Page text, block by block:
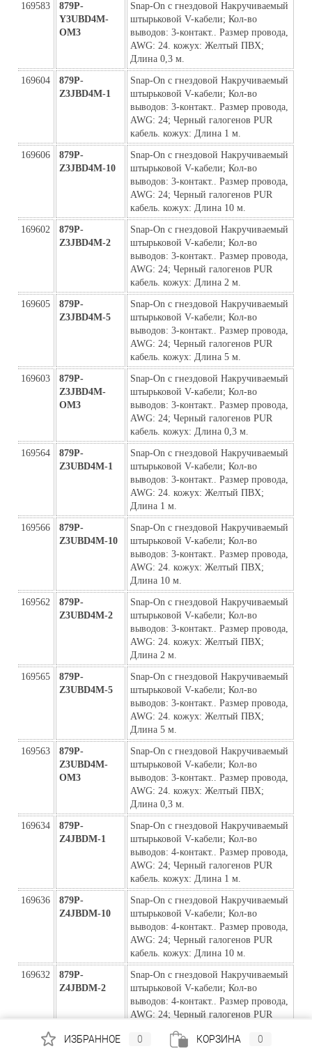
169583
879P-
Y3UBD4M-
ОМ3
Snap-On с гнездовой Накручиваемый
штырьковой V-кабели; Кол-во
выводов: 3-контакт.. Размер провода,
AWG: 24. кожух: Желтый ПВХ;
Длина 0,3 м.
169604
879P-
Z3JBD4M-1
Snap-On с гнездовой Накручиваемый
штырьковой V-кабели; Кол-во
выводов: 3-контакт.. Размер провода,
AWG: 24; Черный галогенов PUR
кабель. кожух: Длина 1 м.
169606
879P-
Z3JBD4M-10
Snap-On с гнездовой Накручиваемый
штырьковой V-кабели; Кол-во
выводов: 3-контакт.. Размер провода,
AWG: 24; Черный галогенов PUR
кабель. кожух: Длина 10 м.
169602
879P-
Z3JBD4M-2
Snap-On с гнездовой Накручиваемый
штырьковой V-кабели; Кол-во
выводов: 3-контакт.. Размер провода,
AWG: 24; Черный галогенов PUR
кабель. кожух: Длина 2 м.
169605
879P-
Z3JBD4M-5
Snap-On с гнездовой Накручиваемый
штырьковой V-кабели; Кол-во
выводов: 3-контакт.. Размер провода,
AWG: 24; Черный галогенов PUR
кабель. кожух: Длина 5 м.
169603
879P-
Z3JBD4M-
ОМ3
Snap-On с гнездовой Накручиваемый
штырьковой V-кабели; Кол-во
выводов: 3-контакт.. Размер провода,
AWG: 24; Черный галогенов PUR
кабель. кожух: Длина 0,3 м.
169564
879P-
Z3UBD4M-1
Snap-On с гнездовой Накручиваемый
штырьковой V-кабели; Кол-во
выводов: 3-контакт.. Размер провода,
AWG: 24. кожух: Желтый ПВХ;
Длина 1 м.
169566
879P-
Z3UBD4M-10
Snap-On с гнездовой Накручиваемый
штырьковой V-кабели; Кол-во
выводов: 3-контакт.. Размер провода,
AWG: 24. кожух: Желтый ПВХ;
Длина 10 м.
169562
879P-
Z3UBD4M-2
Snap-On с гнездовой Накручиваемый
штырьковой V-кабели; Кол-во
выводов: 3-контакт.. Размер провода,
AWG: 24. кожух: Желтый ПВХ;
Длина 2 м.
169565
879P-
Z3UBD4M-5
Snap-On с гнездовой Накручиваемый
штырьковой V-кабели; Кол-во
выводов: 3-контакт.. Размер провода,
AWG: 24. кожух: Желтый ПВХ;
Длина 5 м.
169563
879P-
Z3UBD4M-
ОМ3
Snap-On с гнездовой Накручиваемый
штырьковой V-кабели; Кол-во
выводов: 3-контакт.. Размер провода,
AWG: 24. кожух: Желтый ПВХ;
Длина 0,3 м.
169634
879P-
Z4JBDM-1
Snap-On с гнездовой Накручиваемый
штырьковой V-кабели; Кол-во
выводов: 4-контакт.. Размер провода,
AWG: 24; Черный галогенов PUR
кабель. кожух: Длина 1 м.
169636
879P-
Z4JBDM-10
Snap-On с гнездовой Накручиваемый
штырьковой V-кабели; Кол-во
выводов: 4-контакт.. Размер провода,
AWG: 24; Черный галогенов PUR
кабель. кожух: Длина 10 м.
169632
879P-
Z4JBDM-2
Snap-On с гнездовой Накручиваемый
штырьковой V-кабели; Кол-во
выводов: 4-контакт.. Размер провода,
AWG: 24; Черный галогенов PUR
169635
Snap-On с гнездовой Накручиваемый
ИЗБРАННОЕ 0 КОРЗИНА 0